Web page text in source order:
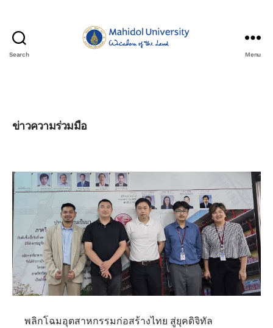
Search Menu
ข่าวความร่วมมือ
พลิกโฉมอุตสาหกรรมก่อสร้างไทย สู่ยุคดิจิทัล